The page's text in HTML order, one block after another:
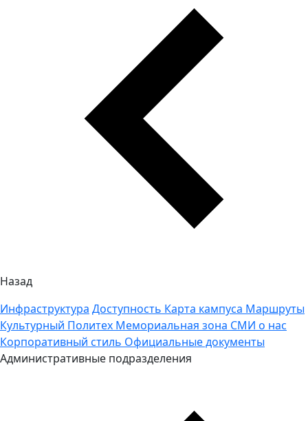
Назад
Инфраструктура Доступность Карта кампуса Маршруты
Культурный Политех Мемориальная зона СМИ о нас
Корпоративный стиль Официальные документы
Административные подразделения